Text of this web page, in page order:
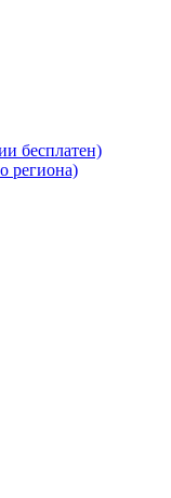
бесплатен)
региона)